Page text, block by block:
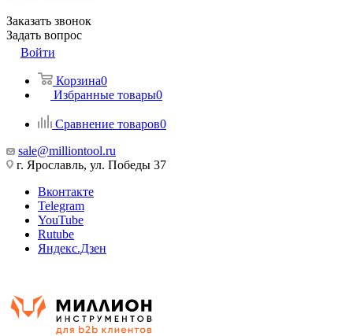
Заказать звонок
Задать вопрос
Войти
Корзина0
Избранные товары0
Сравнение товаров0
sale@milliontool.ru
г. Ярославль, ул. Победы 37
Вконтакте
Telegram
YouTube
Rutube
Яндекс.Дзен